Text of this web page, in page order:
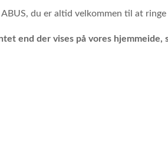
du er altid velkommen til at
end der vises på vores hjemmeide,